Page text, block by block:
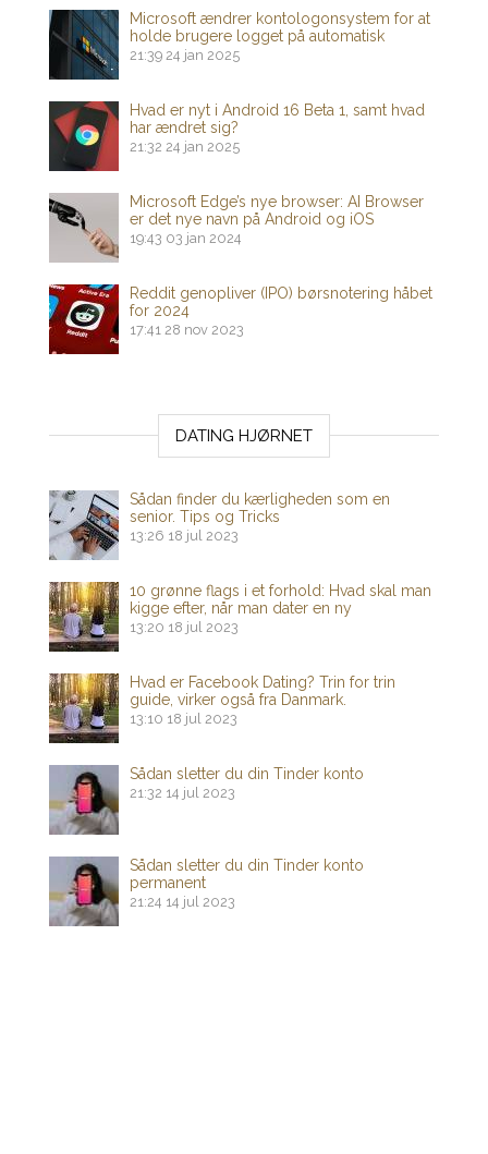
Microsoft ændrer kontologonsystem for at
holde brugere logget på automatisk
21:39 24 jan 2025
Hvad er nyt i Android 16 Beta 1, samt hvad
har ændret sig?
21:32 24 jan 2025
Microsoft Edge’s nye browser: AI Browser
er det nye navn på Android og iOS
19:43 03 jan 2024
Reddit genopliver (IPO) børsnotering håbet
for 2024
17:41 28 nov 2023
DATING HJØRNET
Sådan finder du kærligheden som en
senior. Tips og Tricks
13:26 18 jul 2023
10 grønne flags i et forhold: Hvad skal man
kigge efter, når man dater en ny
13:20 18 jul 2023
Hvad er Facebook Dating? Trin for trin
guide, virker også fra Danmark.
13:10 18 jul 2023
Sådan sletter du din Tinder konto
21:32 14 jul 2023
Sådan sletter du din Tinder konto
permanent
21:24 14 jul 2023